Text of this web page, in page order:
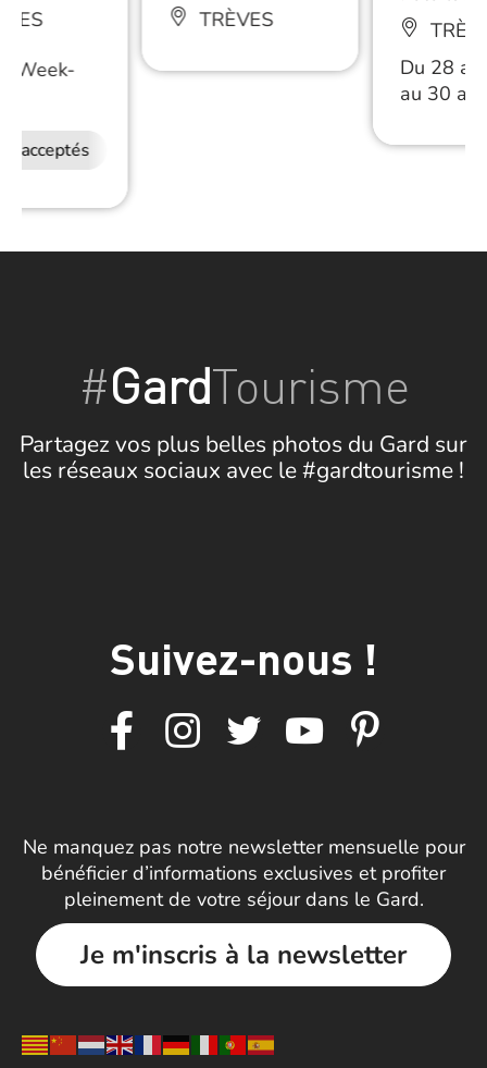
Week-
acceptés
TRÈVES
Du 28
au 30
#GardTourisme
Partagez vos plus belles photos du Gard sur
les réseaux sociaux avec le #gardtourisme !
Suivez-nous !
Ne manquez pas notre newsletter mensuelle pour
bénéficier d’informations exclusives et profiter
pleinement de votre séjour dans le Gard.
Je m'inscris à la newsletter